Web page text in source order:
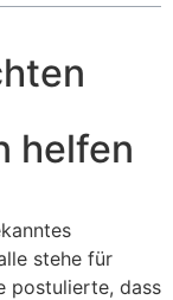
helfen
stehe für
postulierte, dass